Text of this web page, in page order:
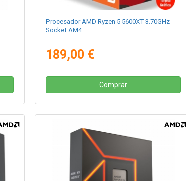
Procesador AMD Ryzen 5 5600XT 3.70GHz
Socket AM4
189,00 €
Comprar